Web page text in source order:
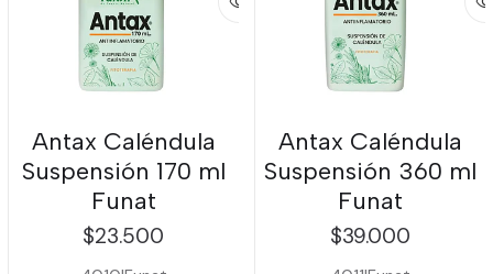
Antax Caléndula
Suspensión 170 ml
Funat
$23.500
Antax Caléndula
Suspensión 360 ml
Funat
$39.000